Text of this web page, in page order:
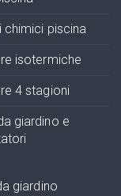
chimici piscina
isotermiche
4 stagioni
giardino e
giardino